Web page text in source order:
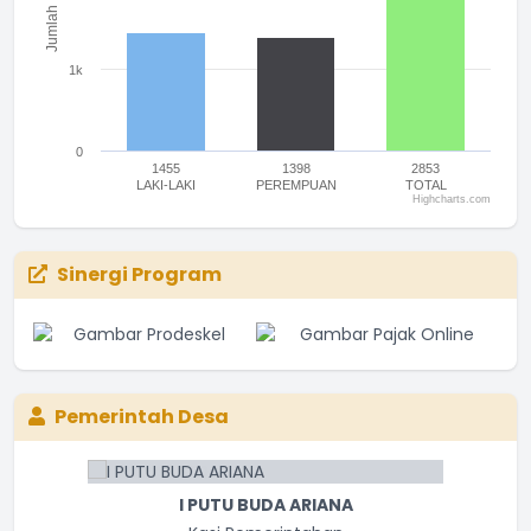
Jumlah
1455
LAKI-LAKI
1398
PEREMPUAN
2853
TOTAL
0
1k
Highcharts.com
Sinergi Program
Pemerintah Desa
I PUTU BUDA ARIANA